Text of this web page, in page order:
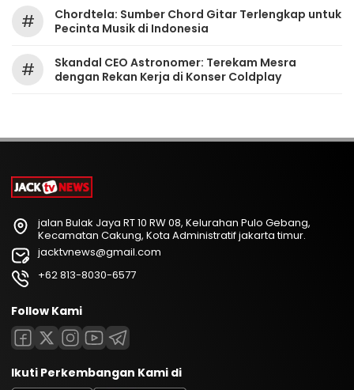
#
Chordtela: Sumber Chord Gitar Terlengkap untuk
Pecinta Musik di Indonesia
#
Skandal CEO Astronomer: Terekam Mesra
dengan Rekan Kerja di Konser Coldplay
jalan Bulak Jaya RT 10 RW 08, Kelurahan Pulo Gebang,
Kecamatan Cakung, Kota Administratif jakarta timur.
jacktvnews@gmail.com
+62 813-8030-6577
Follow Kami
Ikuti Perkembangan Kami di